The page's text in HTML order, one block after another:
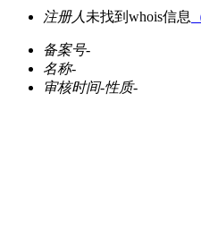
注册人 未找到whois信息
备案号-
名称-
审核时间-性质-